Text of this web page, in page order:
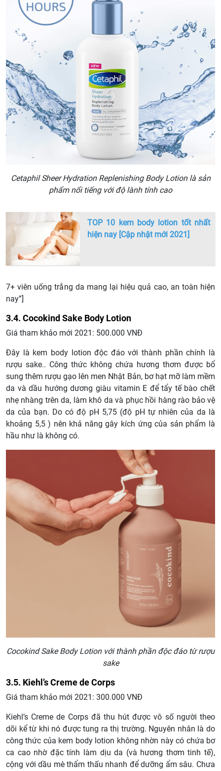
Cetaphil Sheer Hydration Replenishing Body Lotion là sản
phẩm nổi tiếng với độ lành tính cao
TOP 10 kem body lotion tốt nhất
hiện nay [Cập nhật mới 2021]
7+ viên uống trắng da mang lại hiệu quả cao, an toàn hiện
nay”]
3.4. Cocokind Sake Body Lotion
Giá tham khảo mới 2021: 500.000 VNĐ
Đây là kem body lotion độc đáo với thành phần chính là
rượu sake.. Công thức không chứa hương thơm được bổ
sung thêm rượu gạo lên men Nhật Bản, bơ hạt mỡ làm mềm
da và dầu hướng dương giàu vitamin E để tẩy tế bào chết
nhẹ nhàng trên da, làm khô da và phục hồi hàng rào bảo vệ
da của bạn. Do có độ pH 5,75 (độ pH tự nhiên của da là
khoảng 5,5 ) nên khả năng gây kích ứng của sản phẩm là
hầu như là không có.
Cocokind Sake Body Lotion với thành phần độc đáo từ rượu
sake
3.5. Kiehl’s Creme de Corps
Giá tham khảo mới 2021: 300.000 VNĐ
Kiehl’s Creme de Corps đã thu hút được vô số người theo
dõi kể từ khi nó được tung ra thị trường. Nguyên nhân là do
công thức của kem body lotion không nhờn này có chứa bơ
ca cao nhờ đặc tính làm dịu da (và hương thơm tinh tế),
cộng với dầu mè thẩm thấu nhanh để dưỡng ẩm sâu. Chưa